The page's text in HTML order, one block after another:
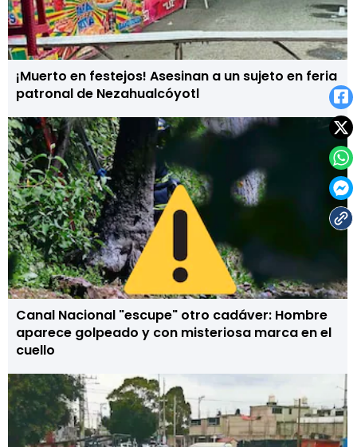
¡Muerto en festejos! Asesinan a un sujeto en feria
patronal de Nezahualcóyotl
Canal Nacional "escupe" otro cadáver: Hombre
aparece golpeado y con misteriosa marca en el
cuello